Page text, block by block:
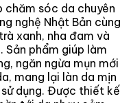
chăm sóc da chuyên
nghệ Nhật Bản cùng
xanh, nha đam và
Sản phẩm giúp làm
ngăn ngừa mụn mới
mang lại làn da mịn
dụng. Được thiết kế